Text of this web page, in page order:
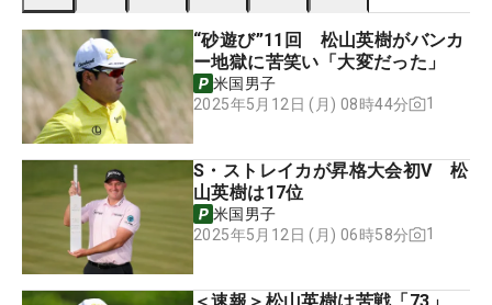
“砂遊び”11回 松山英樹がバンカ
ー地獄に苦笑い「大変だった」
米国男子
2025年5月12日 (月) 08時44分
1
S・ストレイカが昇格大会初V 松
山英樹は17位
米国男子
2025年5月12日 (月) 06時58分
1